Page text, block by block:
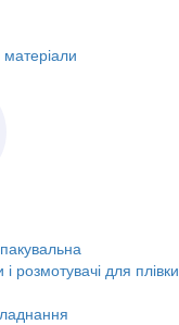
матеріали
і розмотувачі для плівки